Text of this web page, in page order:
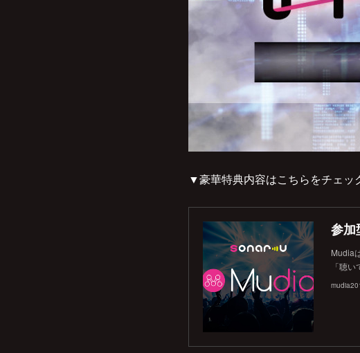
▼豪華特典内容はこちらをチェッ
参加
Mudia
「聴